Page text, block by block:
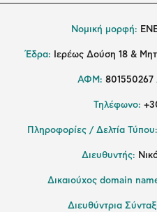
Νομική μορφή:
Έδρα: Ιερέως Δούση 18 &
ΑΦΜ: 801550267
Τηλέφωνο:
Πληροφορίες / Δελτία Τύπου:
Διευθυντής:
Δικαιούχος domain
Διευθύντρια